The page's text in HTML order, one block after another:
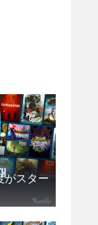
がスター